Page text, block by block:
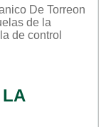
De Torreon
de la
de control
LA